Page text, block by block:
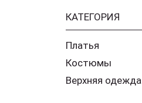
КАТЕГОРИЯ
Платья
Костюмы
Верхняя одежда